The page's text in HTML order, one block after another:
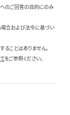
のご回答の目的にのみ
合および法令に基づい
ことはありません。
をご参照ください。